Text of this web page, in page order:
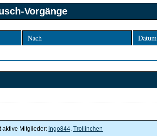
Vorgänge
Nach
Datum
aktive Mitglieder: ingo844, Trollinchen